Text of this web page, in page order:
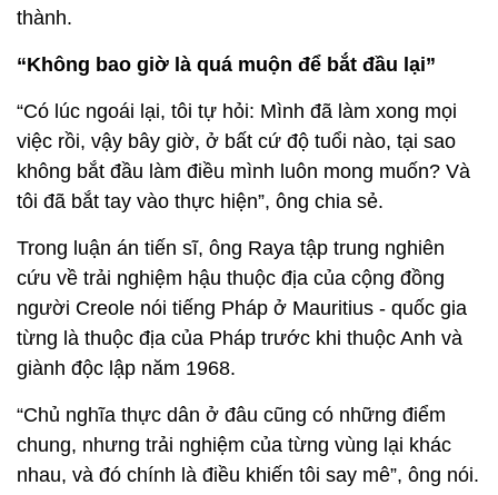
thành.
“Không bao giờ là quá muộn để bắt đầu lại”
“Có lúc ngoái lại, tôi tự hỏi: Mình đã làm xong mọi
việc rồi, vậy bây giờ, ở bất cứ độ tuổi nào, tại sao
không bắt đầu làm điều mình luôn mong muốn? Và
tôi đã bắt tay vào thực hiện”, ông chia sẻ.
Trong luận án tiến sĩ, ông Raya tập trung nghiên
cứu về trải nghiệm hậu thuộc địa của cộng đồng
người Creole nói tiếng Pháp ở Mauritius - quốc gia
từng là thuộc địa của Pháp trước khi thuộc Anh và
giành độc lập năm 1968.
“Chủ nghĩa thực dân ở đâu cũng có những điểm
chung, nhưng trải nghiệm của từng vùng lại khác
nhau, và đó chính là điều khiến tôi say mê”, ông nói.